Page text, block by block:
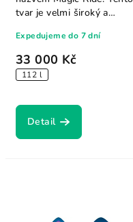
33 000 Kč
112 l
Expedujeme do 7 dní
Detail
tvar je velmi široký a